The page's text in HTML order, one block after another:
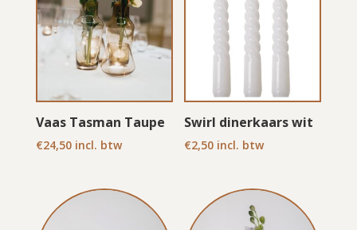
Vaas Tasman Taupe
€24,50 incl. btw
Swirl dinerkaars wit
€2,50 incl. btw